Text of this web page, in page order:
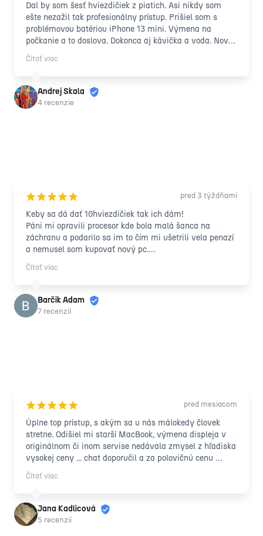
Dal by som šesť hviezdičiek z piatich. Asi nikdy som
ešte nezažil tak profesionálny prístup. Prišiel som s
problémovou batériou iPhone 13 mini. Výmena na
počkanie a to doslova. Dokonca aj kávička a voda. Nová
originálna baterka za super cenu. Rozhodne odporúčam
👍. 😀
Čítať viac
Andrej Skala
4 recenzie
¡¡¡¡¡ pred 3 týždňami
Keby sa dá dať 10hviezdičiek tak ich dám!
Páni mi opravili procesor kde bola malá šanca na
záchranu a podarilo sa im to čím mi ušetrili vela penazí
a nemusel som kupovať nový pc.
Zapožičali mi náhradný počítač na dobu kedy opravovali
ten môj a všetko prebiehalo profesionálne s ludským
nech sa vám darí !
Čítať viac
Barčik Adam
7 recenzií
¡¡¡¡¡ pred mesiacom
Úplne top prístup, s akým sa u nás málokedy človek
stretne. Odišiel mi starší MacBook, výmena displeja v
originálnom či inom servise nedávala zmysel z hľadiska
vysokej ceny ... chat doporučil a za polovičnú cenu
notebook zachránený na pár ďalších rokov, s úsmevom a
nevídanou ústretovosťou.
Čítať viac
Jana Kadlicová
5 recenzií